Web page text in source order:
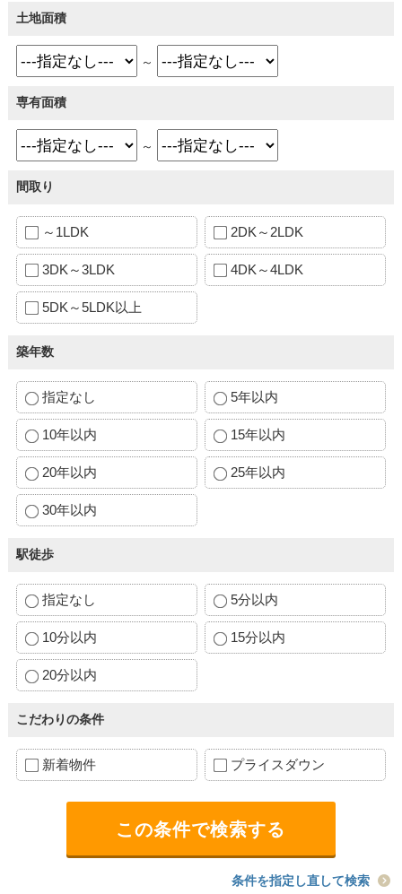
土地面積
～
専有面積
～
間取り
～1LDK 2DK～2LDK
3DK～3LDK 4DK～4LDK
5DK～5LDK以上
築年数
指定なし 5年以内
10年以内 15年以内
20年以内 25年以内
30年以内
駅徒歩
指定なし 5分以内
10分以内 15分以内
20分以内
こだわりの条件
新着物件 プライスダウン
条件を指定し直して検索